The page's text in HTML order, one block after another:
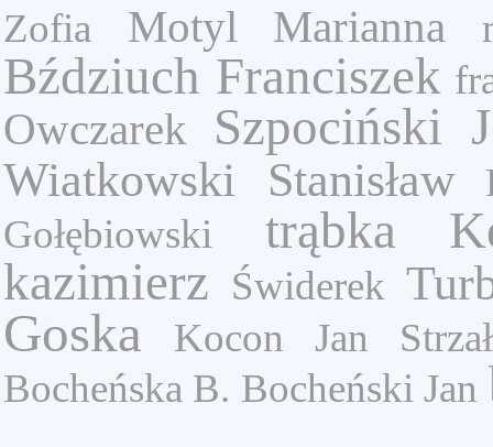
Zofia
Motyl Marianna
Bździuch Franciszek
Owczarek Szpociński
Wiatkowski Stanisław
Gołębiowski
trąbka
kazimierz Świderek
Goska Kocon Jan
Bocheńska B. Bocheński Jan